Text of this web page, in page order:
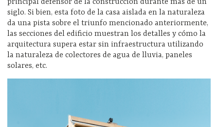
principal defensor de la construcción durante más de un
siglo. Si bien, esta foto de la casa aislada en la naturaleza
da una pista sobre el triunfo mencionado anteriormente,
las secciones del edificio muestran los detalles y cómo la
arquitectura supera estar sin infraestructura utilizando
la naturaleza de colectores de agua de lluvia, paneles
solares, etc.